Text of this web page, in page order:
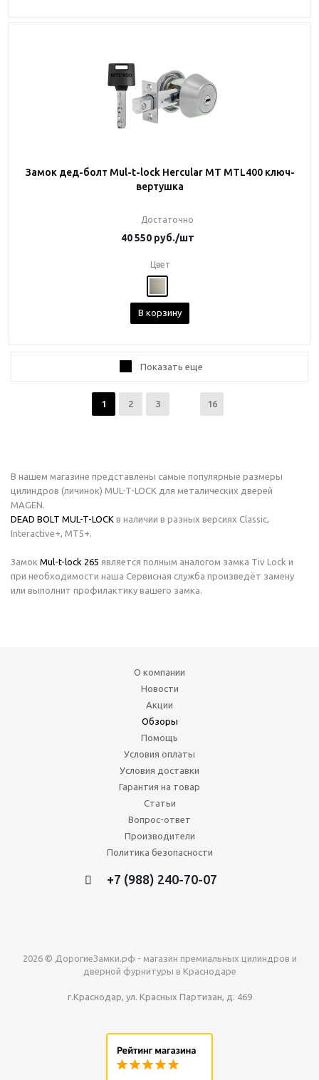
Замок дед-болт Mul-t-lock Hercular MT MTL400 ключ-
вертушка
Достаточно
40 550руб./шт
Цвет
В корзину
Показать еще
1 2 3 16
В нашем магазине представлены самые популярные размеры
цилиндров (личинок) MUL-T-LOCK для металических дверей
MAGEN.
DEAD BOLT MUL-T-LOCK в наличии в разных версиях Classic,
Interactive+, MT5+.
Замок Mul-t-lock 265 является полным аналогом замка Tiv Lock и
при необходимости наша Сервисная служба произведёт замену
или выполнит профилактику вашего замка.
О компании
Новости
Акции
Обзоры
Помощь
Условия оплаты
Условия доставки
Гарантия на товар
Статьи
Вопрос-ответ
Производители
Политика безопасности
+7 (988) 240-70-07
2026 © ДорогиеЗамки.рф - магазин премиальных цилиндров и
дверной фурнитуры в Краснодаре
г.Краснодар, ул. Красных Партизан, д. 469